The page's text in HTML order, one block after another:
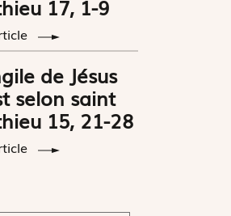
17, 1-9
de Jésus
selon saint
15, 21-28